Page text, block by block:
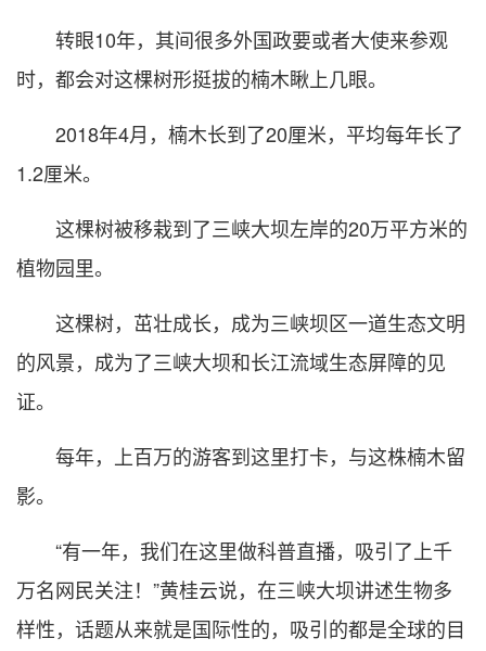
转眼10年，其间很多外国政要或者大使来参观
时，都会对这棵树形挺拔的楠木瞅上几眼。
2018年4月，楠木长到了20厘米，平均每年长了
1.2厘米。
这棵树被移栽到了三峡大坝左岸的20万平方米的
植物园里。
这棵树，茁壮成长，成为三峡坝区一道生态文明
的风景，成为了三峡大坝和长江流域生态屏障的见
证。
每年，上百万的游客到这里打卡，与这株楠木留
影。
“有一年，我们在这里做科普直播，吸引了上千
万名网民关注！”黄桂云说，在三峡大坝讲述生物多
样性，话题从来就是国际性的，吸引的都是全球的目